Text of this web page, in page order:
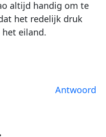
altijd handig om te
het redelijk druk
eiland.
Antwoord